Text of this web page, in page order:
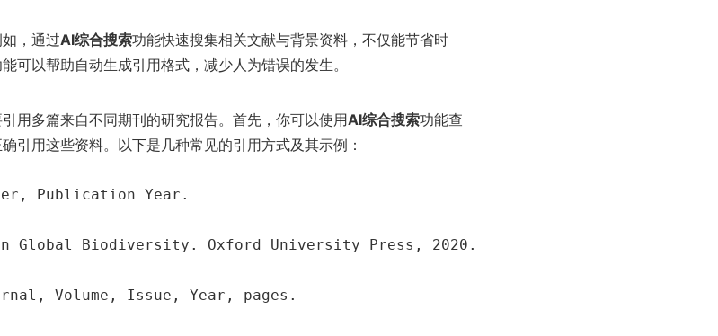
，通过AI综合搜索功能快速搜集相关文献与背景资料，不仅能节省时
可以帮助自动生成引用格式，减少人为错误的发生。
用多篇来自不同期刊的研究报告。首先，你可以使用AI综合搜索功能查
引用这些资料。以下是几种常见的引用方式及其示例：
Publication Year.
Global Biodiversity. Oxford University Press, 2020.
Volume, Issue, Year, pages.